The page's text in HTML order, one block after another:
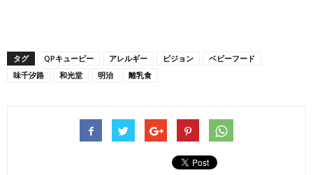
タグ QPキューピー アレルギー ピジョン
ベビーフード
味千汐路
和光堂 明治 離乳食